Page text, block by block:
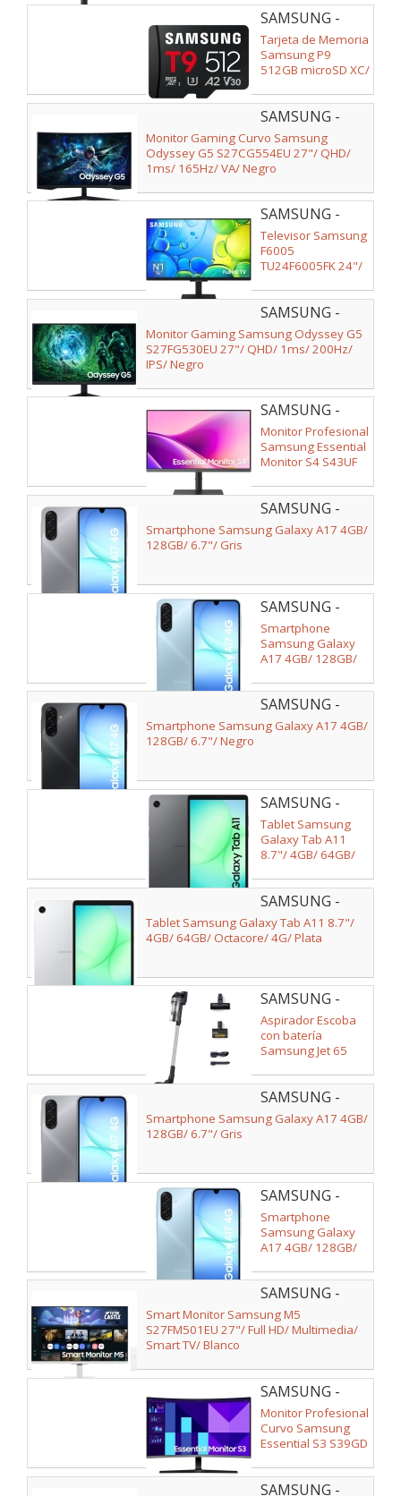
SAMSUNG -
MB-
MH512T/WW
Tarjeta de Memoria
Samsung P9
512GB microSD XC/
SAMSUNG -
LS27CG554EUXEN
Monitor Gaming Curvo Samsung
Odyssey G5 S27CG554EU 27"/ QHD/
1ms/ 165Hz/ VA/ Negro
SAMSUNG -
TU24F6005FKXSP
Televisor Samsung
F6005
TU24F6005FK 24"/
WiFi
SAMSUNG -
LS27FG530EUXEN
Monitor Gaming Samsung Odyssey G5
S27FG530EU 27"/ QHD/ 1ms/ 200Hz/
IPS/ Negro
SAMSUNG -
LS27F434UAUXEN
Monitor Profesional
Samsung Essential
Monitor S4 S43UF
Full HD/ Regulable
en altura/ Negro
SAMSUNG -
SM-
Smartphone Samsung Galaxy A17 4GB/
128GB/ 6.7"/ Gris
SAMSUNG -
SM-
A175FLBBEUE
Smartphone
Samsung Galaxy
A17 4GB/ 128GB/
SAMSUNG -
SM-
Smartphone Samsung Galaxy A17 4GB/
128GB/ 6.7"/ Negro
SAMSUNG -
SM-
X135FZAAEUB
Tablet Samsung
Galaxy Tab A11
8.7"/ 4GB/ 64GB/
SAMSUNG -
SM-
X135FZSAEUB
Tablet Samsung Galaxy Tab A11 8.7"/
4GB/ 64GB/ Octacore/ 4G/ Plata
SAMSUNG -
VS15A60AGR5/WA
Aspirador Escoba
con batería
Samsung Jet 65
Autonomía 40 Min
SAMSUNG -
SM-
Smartphone Samsung Galaxy A17 4GB/
128GB/ 6.7"/ Gris
SAMSUNG -
SM-
A175FLBBEUB
Smartphone
Samsung Galaxy
A17 4GB/ 128GB/
SAMSUNG -
LS27FM501EUXEN
Smart Monitor Samsung M5
S27FM501EU 27"/ Full HD/ Multimedia/
Smart TV/ Blanco
SAMSUNG -
LS32D396GAUXEN
Monitor Profesional
Curvo Samsung
Essential S3 S39GD
Full HD/
Multimedia/ Negro
SAMSUNG -